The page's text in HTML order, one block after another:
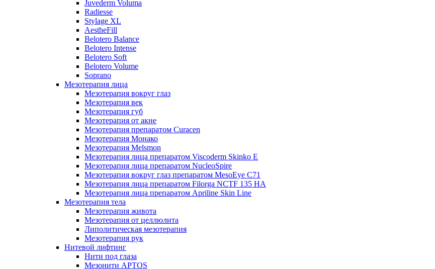
Juvederm Voluma
Radiesse
Stylage XL
AestheFill
Belotero Balance
Belotero Intense
Belotero Soft
Belotero Volume
Soprano
Мезотерапия лица
Мезотерапия вокруг глаз
Мезотерапия век
Мезотерапия губ
Мезотерапия от акне
Мезотерапия препаратом Curacen
Мезотерапия Монако
Мезотерапия Melsmon
Мезотерапия лица препаратом Viscoderm Skinko E
Мезотерапия лица препаратом NucleoSpire
Мезотерапия вокруг глаз препаратом MesoEye С71
Мезотерапия лица препаратом Filorga NCTF 135 HA
Мезотерапия лица препаратом Apriline Skin Line
Мезотерапия тела
Мезотерапия живота
Мезотерапия от целлюлита
Липолитическая мезотерапия
Мезотерапия рук
Нитевой лифтинг
Нити под глаза
Мезонити APTOS